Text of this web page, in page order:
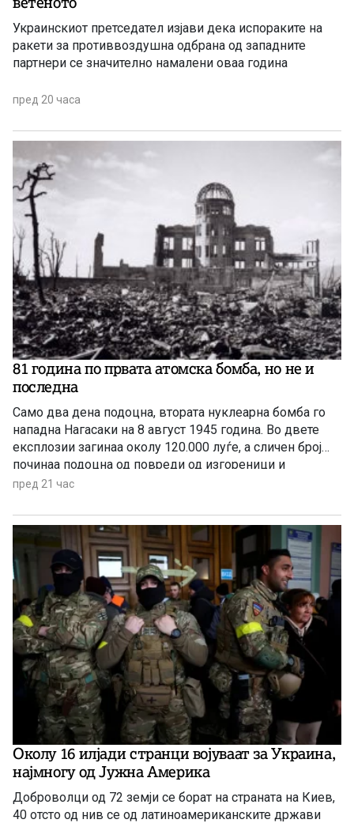
Украинскиот претседател изјави дека испораките на
ракети за противвоздушна одбрана од западните
партнери се значително намалени оваа година
пред 20 часа
81 година по првата атомска бомба, но не и
последна
Само два дена подоцна, втората нуклеарна бомба го
нападна Нагасаки на 8 август 1945 година. Во двете
експлозии загинаа околу 120.000 луѓе, а сличен број
починаа подоцна од повреди од изгореници и
радијација, а зад себе оставија 650.000 преживеани
пред 21 час
Околу 16 илјади странци војуваат за Украина,
најмногу од Јужна Америка
Доброволци од 72 земји се борат на страната на Киев,
40 отсто од нив се од латиноамериканските држави